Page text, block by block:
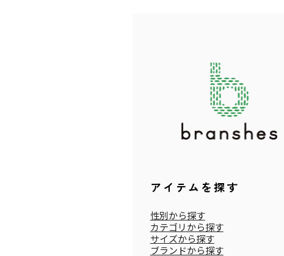
アイテムを探す
性別から探す
カテゴリから探す
サイズから探す
ブランドから探す